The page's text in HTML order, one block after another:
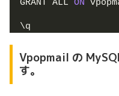
GRANT ALL ON
\q
Vpopmail の
す。